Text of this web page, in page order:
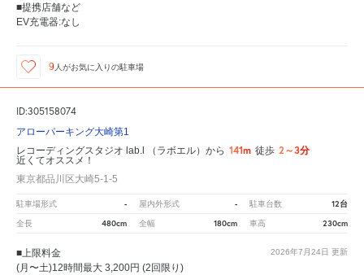
■提携店舗など
EV充電器:なし
9人がお気に入りの駐車場
ID:305158074
アローパーキング大崎第1
レコーディングスタジオ lab.l （ラボエル）から 141m 徒歩 2～3分
近くてオススメ！
東京都品川区大崎5-1-5
駐車場形式 - 屋内外形式 - 駐車台数 12台
全長 480cm 全幅 180cm 車高 230cm
2026年7月24日 更新
■上限料金
(月〜土)12時間最大 3,200円 (2回限り)